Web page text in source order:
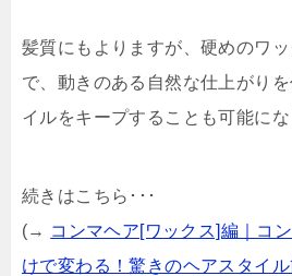
髪質にもよりますが、硬めのワ
で、動きのある自然な仕上がり
イルをキープすることも可能にな
続きはこちら･･･
(→ コンマヘア[ワックス]編｜コ
けで変わる！驚きのヘアスタイル